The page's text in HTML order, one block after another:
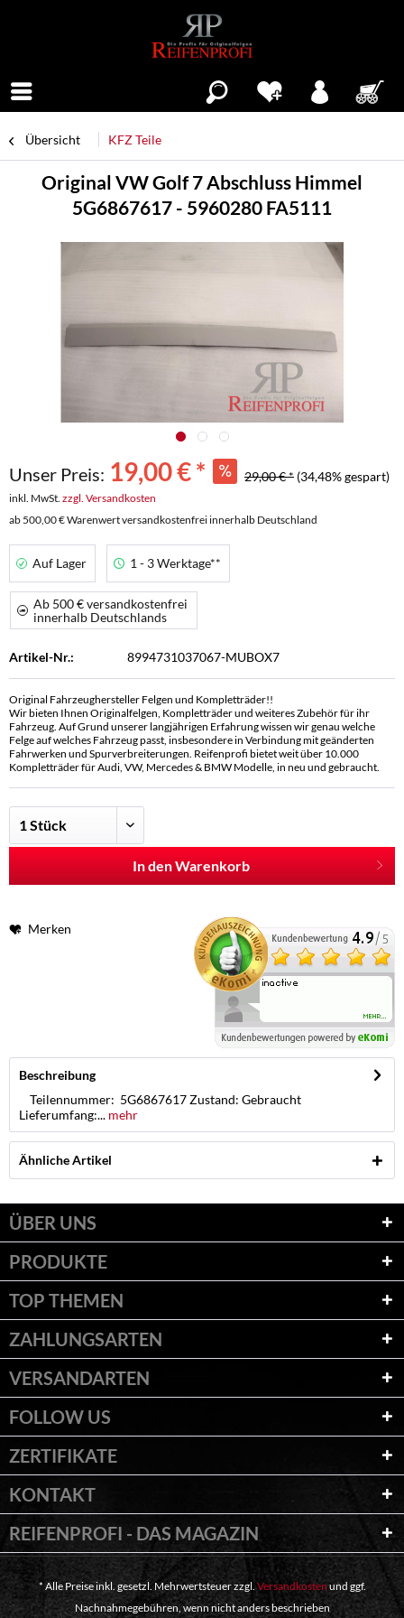
Übersicht KFZ Teile
Original VW Golf 7 Abschluss Himmel
5G6867617 - 5960280 FA5111
Unser Preis: 19,00 € * 29,00 € * (34,48% gespart)
inkl. MwSt. zzgl. Versandkosten
ab 500,00 € Warenwert versandkostenfrei innerhalb Deutschland
Auf Lager 1 - 3 Werktage**
Ab 500 € versandkostenfrei
innerhalb Deutschlands
Artikel-Nr.: 8994731037067-MUBOX7
Original Fahrzeughersteller Felgen und Kompletträder!!
Wir bieten Ihnen Originalfelgen, Kompletträder und weiteres Zubehör für ihr
Fahrzeug. Auf Grund unserer langjährigen Erfahrung wissen wir genau welche
Felge auf welches Fahrzeug passt, insbesondere in Verbindung mit geänderten
Fahrwerken und Spurverbreiterungen. Reifenprofi bietet weit über 10.000
Kompletträder für Audi, VW, Mercedes & BMW Modelle, in neu und gebraucht.
In den Warenkorb
Merken
Beschreibung
Teilennummer: 5G6867617 Zustand: Gebraucht
Lieferumfang:... mehr
Ähnliche Artikel
ÜBER UNS
PRODUKTE
TOP THEMEN
ZAHLUNGSARTEN
VERSANDARTEN
FOLLOW US
ZERTIFIKATE
KONTAKT
REIFENPROFI - DAS MAGAZIN
* Alle Preise inkl. gesetzl. Mehrwertsteuer zzgl.Versandkosten und ggf.
Nachnahmegebühren, wenn nicht anders beschrieben